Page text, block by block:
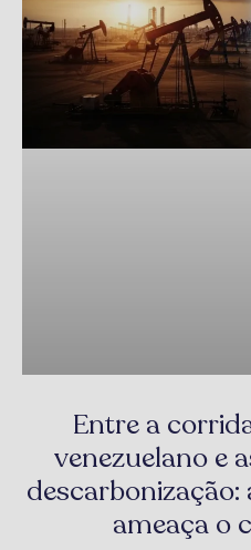
Entre a
venezuelano e
ameaça o